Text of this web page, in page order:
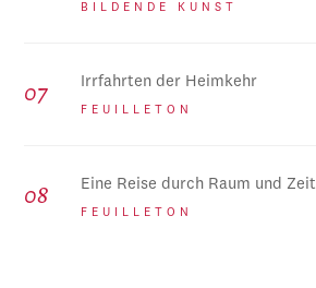
BILDENDE KUNST
Irrfahrten der Heimkehr
FEUILLETON
Eine Reise durch Raum und Zeit
FEUILLETON